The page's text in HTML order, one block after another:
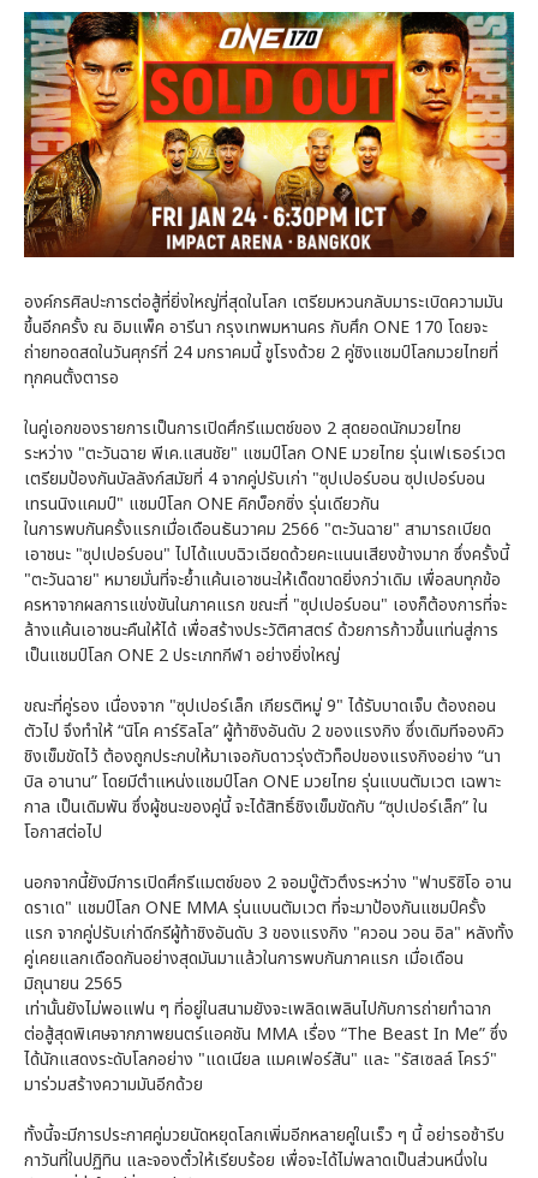
องค์กรศิลปะการต่อสู้ที่ยิ่งใหญ่ที่สุดในโลก เตรียมหวนกลับมาระเบิดความมัน
ขึ้นอีกครั้ง ณ อิมแพ็ค อารีนา กรุงเทพมหานคร กับศึก ONE 170 โดยจะ
ถ่ายทอดสดในวันศุกร์ที่ 24 มกราคมนี้ ชูโรงด้วย 2 คู่ชิงแชมป์โลกมวยไทยที่
ทุกคนตั้งตารอ
ในคู่เอกของรายการเป็นการเปิดศึกรีแมตช์ของ 2 สุดยอดนักมวยไทย
ระหว่าง "ตะวันฉาย พีเค.แสนชัย" แชมป์โลก ONE มวยไทย รุ่นเฟเธอร์เวต
เตรียมป้องกันบัลลังก์สมัยที่ 4 จากคู่ปรับเก่า "ซุปเปอร์บอน ซุปเปอร์บอน
เทรนนิงแคมป์" แชมป์โลก ONE คิกบ็อกซิ่ง รุ่นเดียวกัน
ในการพบกันครั้งแรกเมื่อเดือนธันวาคม 2566 "ตะวันฉาย" สามารถเบียด
เอาชนะ "ซุปเปอร์บอน" ไปได้แบบฉิวเฉียดด้วยคะแนนเสียงข้างมาก ซึ่งครั้งนี้
"ตะวันฉาย" หมายมั่นที่จะย้ำแค้นเอาชนะให้เด็ดขาดยิ่งกว่าเดิม เพื่อลบทุกข้อ
ครหาจากผลการแข่งขันในภาคแรก ขณะที่ "ซุปเปอร์บอน" เองก็ต้องการที่จะ
ล้างแค้นเอาชนะคืนให้ได้ เพื่อสร้างประวัติศาสตร์ ด้วยการก้าวขึ้นแท่นสู่การ
เป็นแชมป์โลก ONE 2 ประเภทกีฬา อย่างยิ่งใหญ่
ขณะที่คู่รอง เนื่องจาก "ซุปเปอร์เล็ก เกียรติหมู่ 9" ได้รับบาดเจ็บ ต้องถอน
ตัวไป จึงทำให้ “นิโค คาร์ริลโล” ผู้ท้าชิงอันดับ 2 ของแรงกิง ซึ่งเดิมทีจองคิว
ชิงเข็มขัดไว้ ต้องถูกประกบให้มาเจอกับดาวรุ่งตัวท็อปของแรงกิงอย่าง “นา
บิล อานาน” โดยมีตำแหน่งแชมป์โลก ONE มวยไทย รุ่นแบนตัมเวต เฉพาะ
กาล เป็นเดิมพัน ซึ่งผู้ชนะของคู่นี้ จะได้สิทธิ์ชิงเข็มขัดกับ “ซุปเปอร์เล็ก” ใน
โอกาสต่อไป
นอกจากนี้ยังมีการเปิดศึกรีแมตช์ของ 2 จอมบู๊ตัวตึงระหว่าง "ฟาบริซิโอ อาน
ดราเด" แชมป์โลก ONE MMA รุ่นแบนตัมเวต ที่จะมาป้องกันแชมป์ครั้ง
แรก จากคู่ปรับเก่าดีกรีผู้ท้าชิงอันดับ 3 ของแรงกิง "ควอน วอน อิล" หลังทั้ง
คู่เคยแลกเดือดกันอย่างสุดมันมาแล้วในการพบกันภาคแรก เมื่อเดือน
มิถุนายน 2565
เท่านั้นยังไม่พอแฟน ๆ ที่อยู่ในสนามยังจะเพลิดเพลินไปกับการถ่ายทำฉาก
ต่อสู้สุดพิเศษจากภาพยนตร์แอคชัน MMA เรื่อง “The Beast In Me” ซึ่ง
ได้นักแสดงระดับโลกอย่าง "แดเนียล แมคเฟอร์สัน" และ "รัสเซลล์ โครว์"
มาร่วมสร้างความมันอีกด้วย
ทั้งนี้จะมีการประกาศคู่มวยนัดหยุดโลกเพิ่มอีกหลายคู่ในเร็ว ๆ นี้ อย่ารอช้ารีบ
กาวันที่ในปฏิทิน และจองตั๋วให้เรียบร้อย เพื่อจะได้ไม่พลาดเป็นส่วนหนึ่งใน